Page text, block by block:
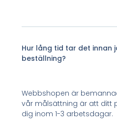
Hur lång tid tar det innan
beställning?
Webbshopen är
vår målsättning är att ditt
dig inom 1-3 arbetsdagar.